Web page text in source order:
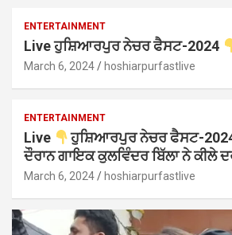
ENTERTAINMENT
Live ਹੁਸ਼ਿਆਰਪੁਰ ਨੇਚਰ ਫੈਸਟ-2024
March 6, 2024 hoshiarpurfastlive
ENTERTAINMENT
Live
ਹੁਸ਼ਿਆਰਪੁਰ ਨੇਚਰ ਫੈਸਟ-
ਦੌਰਾਨ ਗਾਇਕ ਕੁਲਵਿੰਦਰ ਬਿੱਲਾ ਨੇ ਕੀਲੇ
March 6, 2024 hoshiarpurfastlive